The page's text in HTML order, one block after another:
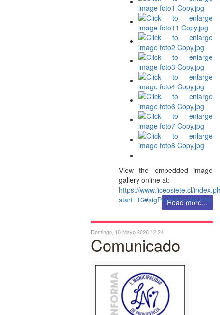
View the embedded image
gallery online at:
https://www.liceosiete.cl/
start=16#sigProId74ac4ccb3a
Read more...
Domingo, 10 Mayo 2026 12:24
Comunicado